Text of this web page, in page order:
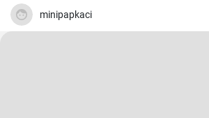
minipapkaci